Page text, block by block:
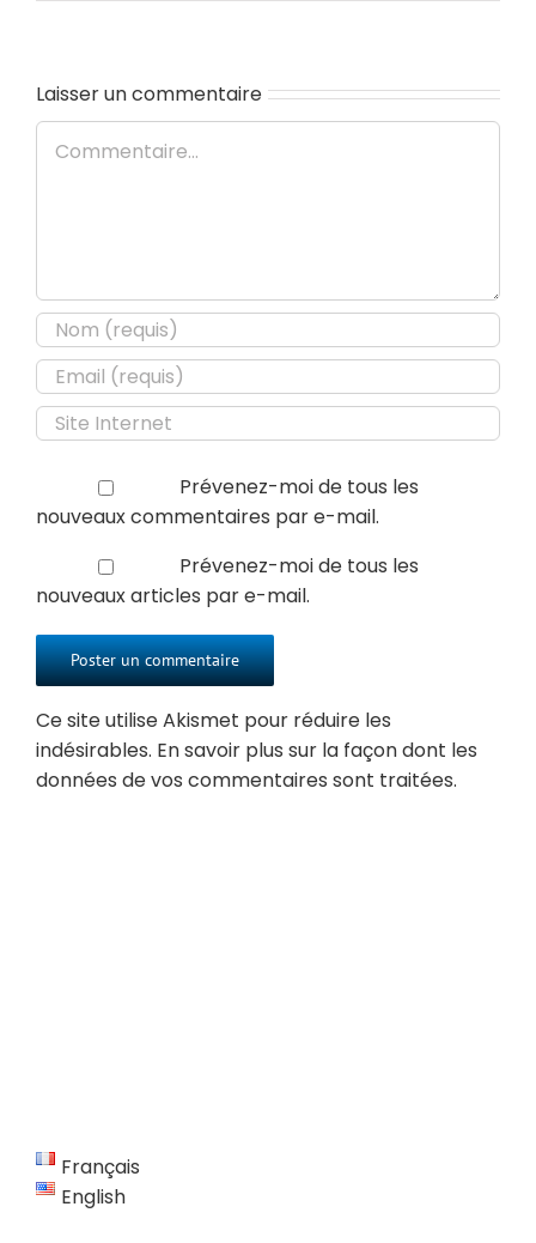
Laisser un commentaire
Commentaire
Prévenez-moi de tous les
nouveaux commentaires par e-mail.
Prévenez-moi de tous les
nouveaux articles par e-mail.
Ce site utilise Akismet pour réduire les
indésirables. En savoir plus sur la façon dont les
données de vos commentaires sont traitées.
Français
English